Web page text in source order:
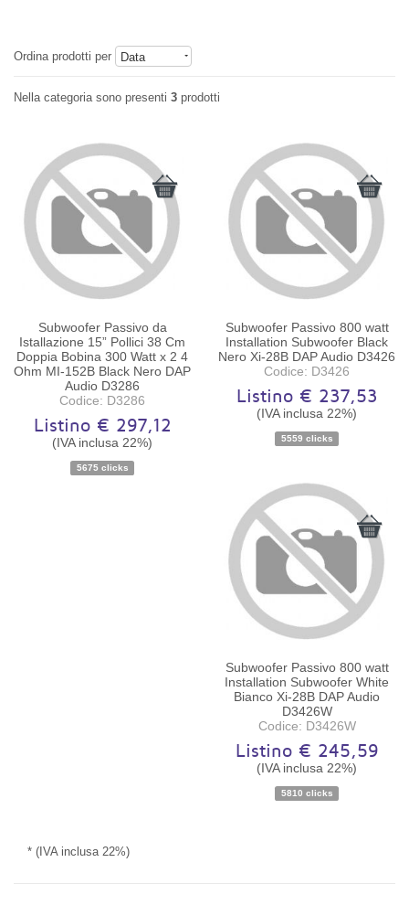
Ordina prodotti per Data
Nella categoria sono presenti 3 prodotti
Disponibilità: Ordinabile
Subwoofer Passivo da
Istallazione 15” Pollici 38 Cm
Doppia Bobina 300 Watt x 2 4
Ohm MI-152B Black Nero DAP
Audio D3286
Codice: D3286
Listino € 297,12
(IVA inclusa 22%)
5675 clicks
Disponibilità:Ordinabile
Subwoofer Passivo 800 watt
Installation Subwoofer Black
Nero Xi-28B DAP Audio D3426
Codice: D3426
Listino € 237,53
(IVA inclusa 22%)
5559 clicks
Disponibilità:Ordinabile
Subwoofer Passivo 800 watt
Installation Subwoofer White
Bianco Xi-28B DAP Audio
D3426W
Codice: D3426W
Listino € 245,59
(IVA inclusa 22%)
5810 clicks
* (IVA inclusa 22%)